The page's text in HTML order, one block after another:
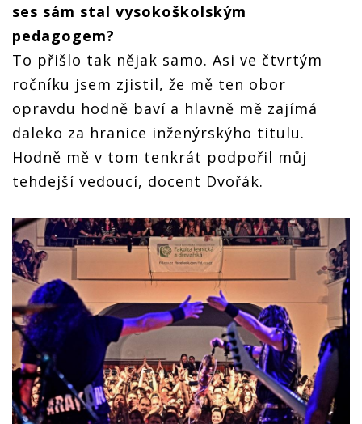
ses sám stal vysokoškolským
pedagogem?
To přišlo tak nějak samo. Asi ve čtvrtým
ročníku jsem zjistil, že mě ten obor
opravdu hodně baví a hlavně mě zajímá
daleko za hranice inženýrskýho titulu.
Hodně mě v tom tenkrát podpořil můj
tehdejší vedoucí, docent Dvořák.